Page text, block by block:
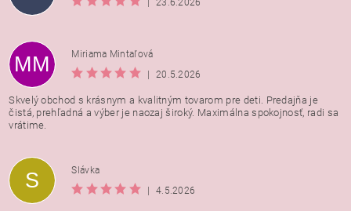
Vložením hodnotenie súhlasíte s
osobných údajov
23.6.2026
MM
Miriama Mintaľová
20.5.2026
Skvelý obchod s krásnym a kvalitným tovarom pre deti. Predajňa je
čistá, prehľadná a výber je naozaj široký. Maximálna spokojnosť, radi sa
vrátime.
S
Slávka
4.5.2026